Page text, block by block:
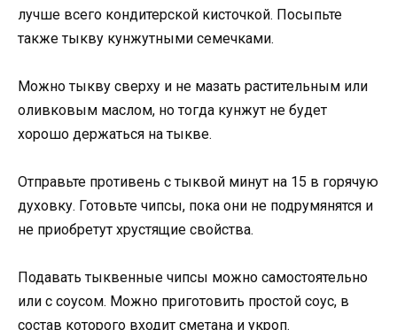
лучше всего кондитерской кисточкой. Посыпьте
также тыкву кунжутными семечками.
Можно тыкву сверху и не мазать растительным или
оливковым маслом, но тогда кунжут не будет
хорошо держаться на тыкве.
Отправьте противень с тыквой минут на 15 в горячую
духовку. Готовьте чипсы, пока они не подрумянятся и
не приобретут хрустящие свойства.
Подавать тыквенные чипсы можно самостоятельно
или с соусом. Можно приготовить простой соус, в
состав которого входит сметана и укроп.